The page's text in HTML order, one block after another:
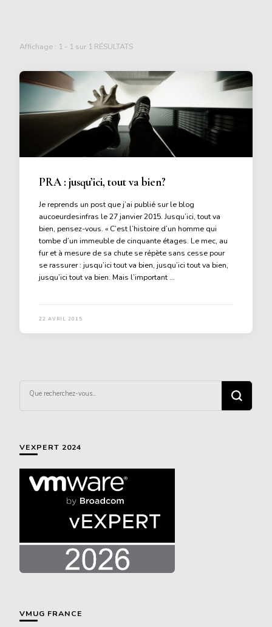
Affichage : 1 - 1 sur 1 RÉSULTATS
PRA : jusqu’ici, tout va bien?
Je reprends un post que j’ai publié sur le blog
aucoeurdesinfras le 27 janvier 2015. Jusqu’ici, tout va
bien, pensez-vous. « C’est l’histoire d’un homme qui
tombe d’un immeuble de cinquante étages. Le mec, au
fur et à mesure de sa chute se répète sans cesse pour
se rassurer : jusqu’ici tout va bien, jusqu’ici tout va bien,
jusqu’ici tout va bien. Mais l’important …
22 AVRIL 2015
recherchiez
quelque
VEXPERT 2024
VMUG FRANCE